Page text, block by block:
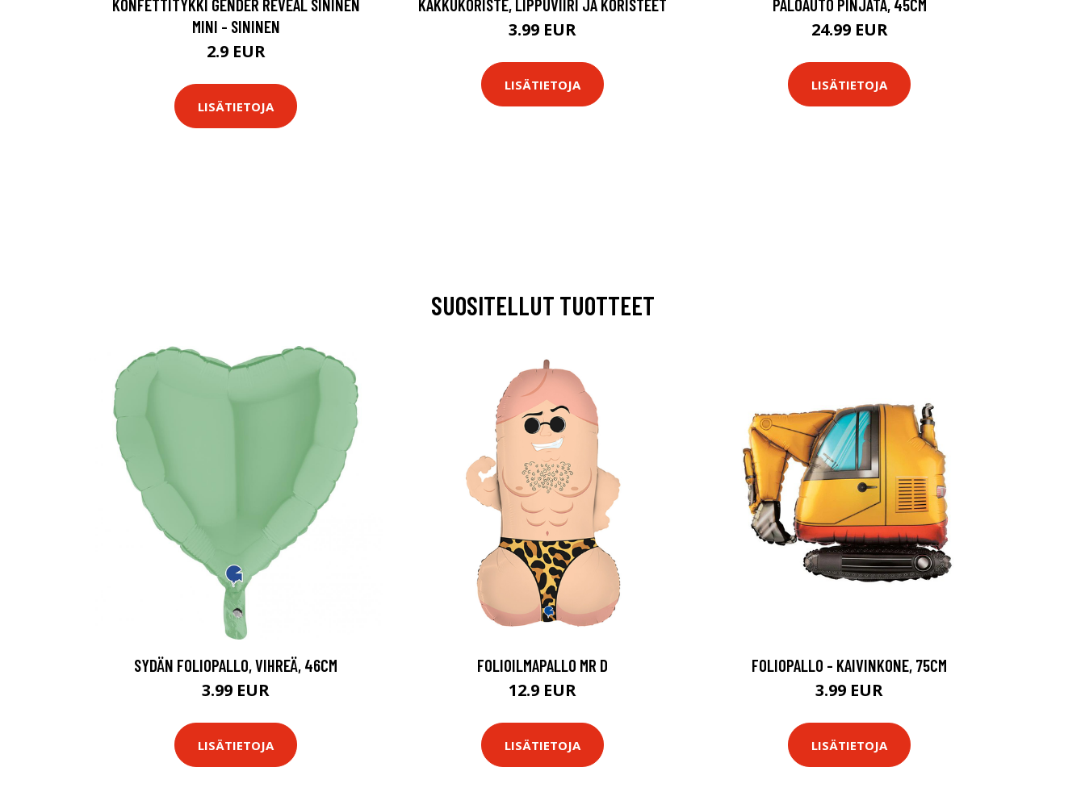
KONFETTITYKKI GENDER REVEAL SININEN
MINI - SININEN
2.9 EUR
LISÄTIETOJA
KAKKUKORISTE, LIPPUVIIRI JA KORISTEET
3.99 EUR
LISÄTIETOJA
PALOAUTO PINJATA, 45CM
24.99 EUR
LISÄTIETOJA
SUOSITELLUT TUOTTEET
SYDÄN FOLIOPALLO, VIHREÄ, 46CM
3.99 EUR
LISÄTIETOJA
FOLIOILMAPALLO MR D
12.9 EUR
LISÄTIETOJA
FOLIOPALLO - KAIVINKONE, 75CM
3.99 EUR
LISÄTIETOJA